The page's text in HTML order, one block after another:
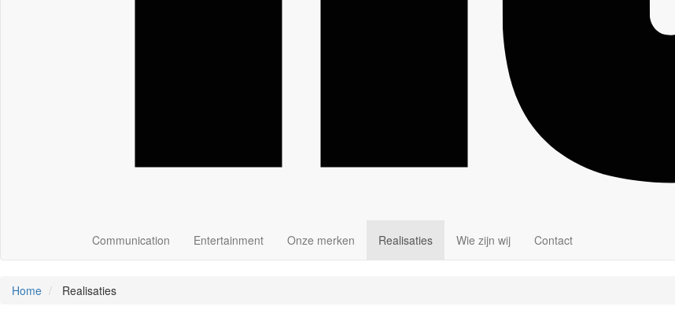
Communication Entertainment Onze merken Realisaties Wie zijn wij Contact
Home Realisaties